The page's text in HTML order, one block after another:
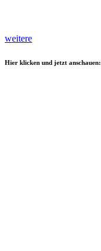
weitere
Hier klicken und jetzt anschauen: